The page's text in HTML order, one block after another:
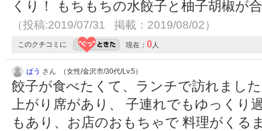
くり！ もちもちの水餃子と柚子胡椒が
（投稿:2019/07/31 掲載：2019/08/02）
このクチコミに 現在： 0人
ぱう さん （女性/金沢市/30代/Lv.5）
餃子が食べたくて、ランチで訪れまし
上がり席があり、 子連れでもゆっくり
もあり、お店のおもちゃで 料理がくる